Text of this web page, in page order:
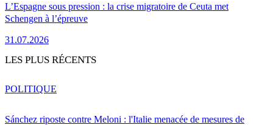
L’Espagne sous pression : la crise migratoire de Ceuta met
Schengen à l’épreuve
31.07.2026
LES PLUS RÉCENTS
Sánchez riposte contre Meloni : l'Italie menacée de mesures de
POLITIQUE